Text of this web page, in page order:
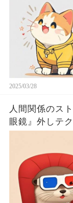
2025/03/28
人間関係のス
眼鏡』外しテ